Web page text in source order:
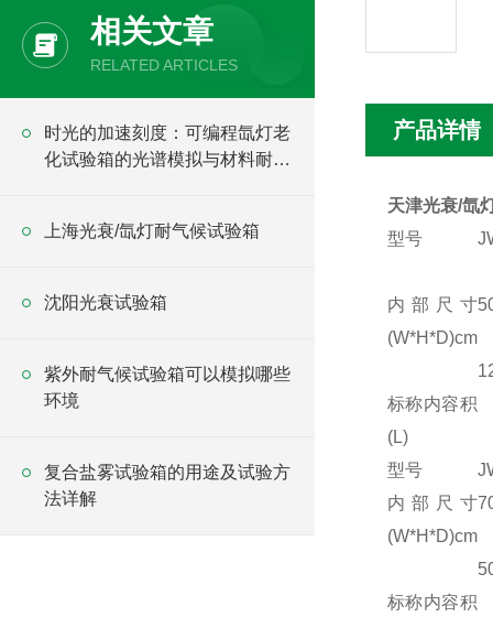
相关文章
RELATED ARTICLES
时光的加速刻度：可编程氙灯老
化试验箱的光谱模拟与材料耐候
上海光衰/氙灯耐气候试验箱
沈阳光衰试验箱
紫外耐气候试验箱可以模拟哪些
环境
复合盐雾试验箱的用途及试验方
法详解
产品详情
天津光衰/氙
型号
内部尺寸
(W*H*D)cm
标称内容积
(L)
型号
内部尺寸
(W*H*D)cm
标称内容积